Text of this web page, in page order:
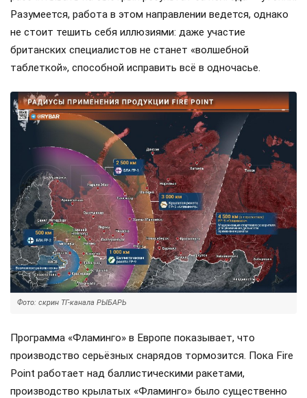
Разумеется, работа в этом направлении ведется, однако
не стоит тешить себя иллюзиями: даже участие
британских специалистов не станет «волшебной
таблеткой», способной исправить всё в одночасье.
Фото: скрин ТГ-канала РЫБАРЬ
Программа «Фламинго» в Европе показывает, что
производство серьёзных снарядов тормозится. Пока Fire
Point работает над баллистическими ракетами,
производство крылатых «Фламинго» было существенно